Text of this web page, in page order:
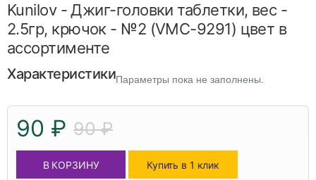
Kunilov - Джиг-головки таблетки, вес -
2.5гр, крючок - №2 (VMC-9291) цвет в
ассортименте
ХарактеристикиПараметры пока не заполнены.
90 ₽ 90 ₽
В КОРЗИНУ Купить в 1 клик